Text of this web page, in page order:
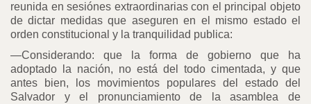
reunida en sesiónes extraordinarias con el principal objeto
de dictar medidas que aseguren en el mismo estado el
orden constitucional y la tranquilidad publica:
—Considerando: que la forma de gobierno que ha
adoptado la nación, no está del todo cimentada, y que
antes bien, los movimientos populares del estado del
Salvador y el pronunciamiento de la asamblea de